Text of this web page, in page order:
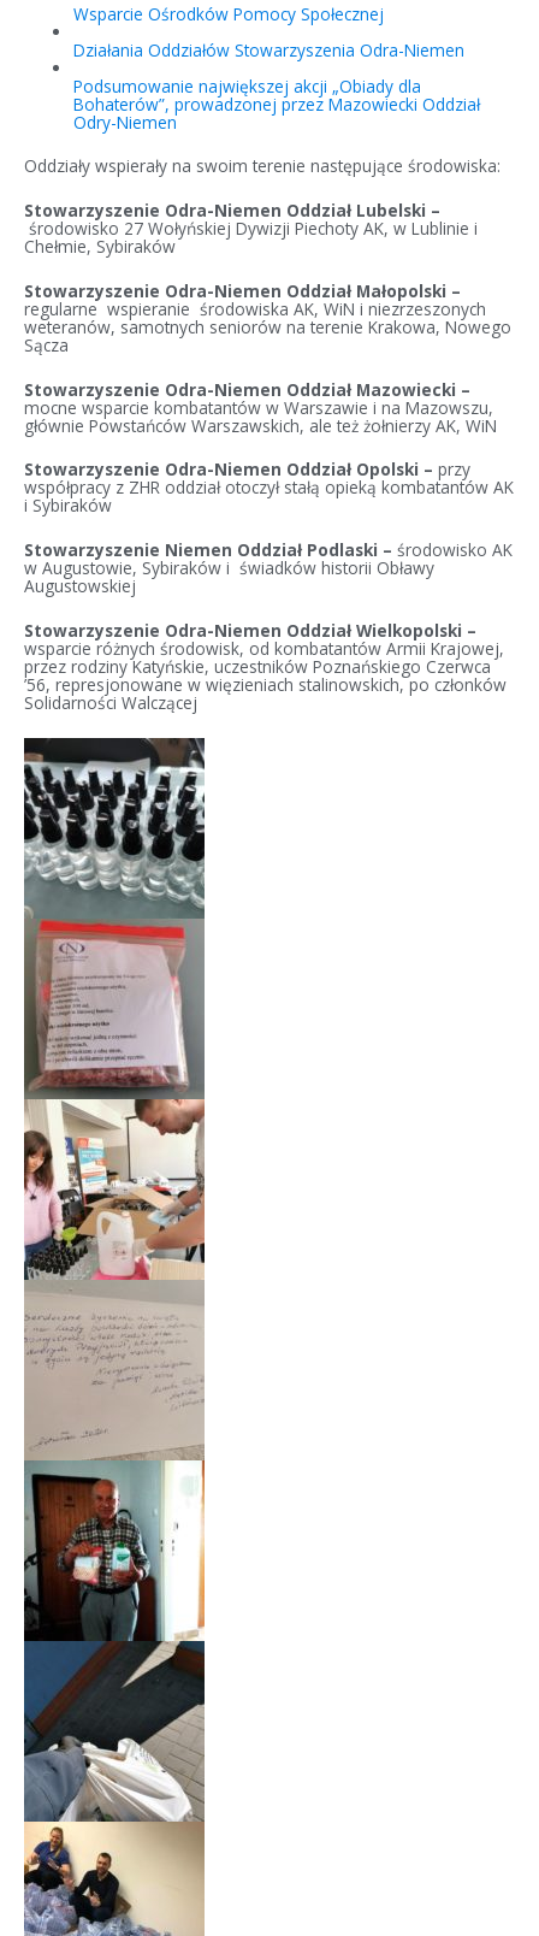
Wsparcie Ośrodków Pomocy Społecznej
Działania Oddziałów Stowarzyszenia Odra-Niemen
Podsumowanie największej akcji „Obiady dla
Bohaterów”, prowadzonej przez Mazowiecki Oddział
Odry-Niemen
Oddziały wspierały na swoim terenie następujące środowiska:
Stowarzyszenie Odra-Niemen Oddział Lubelski –
środowisko 27 Wołyńskiej Dywizji Piechoty AK, w Lublinie i
Chełmie, Sybiraków
Stowarzyszenie Odra-Niemen Oddział Małopolski –
regularne wspieranie środowiska AK, WiN i niezrzeszonych
weteranów, samotnych seniorów na terenie Krakowa, Nowego
Sącza
Stowarzyszenie Odra-Niemen Oddział Mazowiecki –
mocne wsparcie kombatantów w Warszawie i na Mazowszu,
głównie Powstańców Warszawskich, ale też żołnierzy AK, WiN
Stowarzyszenie Odra-Niemen Oddział Opolski – przy
współpracy z ZHR oddział otoczył stałą opieką kombatantów AK
i Sybiraków
Stowarzyszenie Niemen Oddział Podlaski – środowisko AK
w Augustowie, Sybiraków i świadków historii Obławy
Augustowskiej
Stowarzyszenie Odra-Niemen Oddział Wielkopolski –
wsparcie różnych środowisk, od kombatantów Armii Krajowej,
przez rodziny Katyńskie, uczestników Poznańskiego Czerwca
’56, represjonowane w więzieniach stalinowskich, po członków
Solidarności Walczącej